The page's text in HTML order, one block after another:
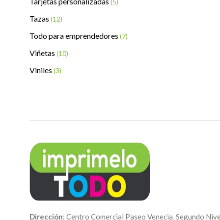
(5)
Tazas (12)
Todo para emprendedores (7)
Viñetas (10)
Viniles (3)
Dirección: Centro Comercial Paseo Venecia, Segundo